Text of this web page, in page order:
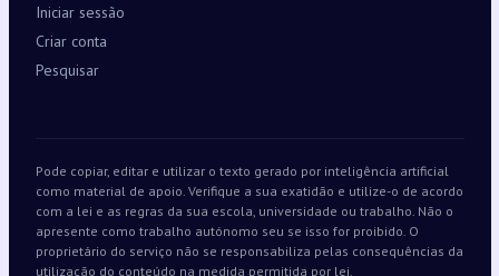
Iniciar sessão
Criar conta
Pesquisar
Pode copiar, editar e utilizar o texto gerado por inteligência artificial
como material de apoio. Verifique a sua exatidão e utilize-o de acordo
com a lei e as regras da sua escola, universidade ou trabalho. Não o
apresente como trabalho autónomo seu se isso for proibido. O
proprietário do serviço não se responsabiliza pelas consequências da
utilização do conteúdo na medida permitida por lei.